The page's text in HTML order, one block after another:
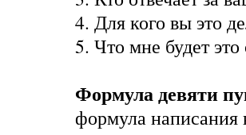
4. Для кого вы это
5. Что мне будет это
Формула девяти
формула написания